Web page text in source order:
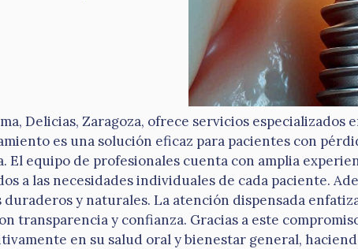
Delicias, Zaragoza, ofrece servicios
es una solución eficaz para pacientes con
El equipo de profesionales cuenta con amplia
a las necesidades individuales de cada paciente.
y naturales. La atención dispensada
transparencia y confianza. Gracias a este
en su salud oral y bienestar general,